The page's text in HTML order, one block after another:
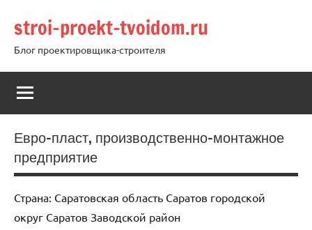
содержимому
stroi-proekt-tvoidom.ru
Блог проектировщика-строителя
Евро-пласт, производственно-монтажное
предприятие
Страна: Саратовская область Саратов городской
округ Саратов Заводской район